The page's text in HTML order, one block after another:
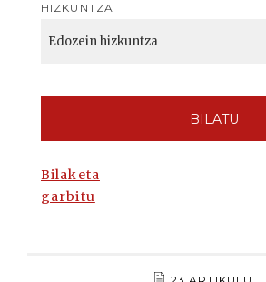
HIZKUNTZA
BILATU
Bilaketa
garbitu